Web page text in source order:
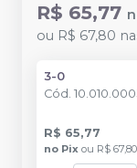
R$ 65,77
ou R$ 67,80
3-0
Cód.
R$ 65,77
no Pix ou R$ 67,80